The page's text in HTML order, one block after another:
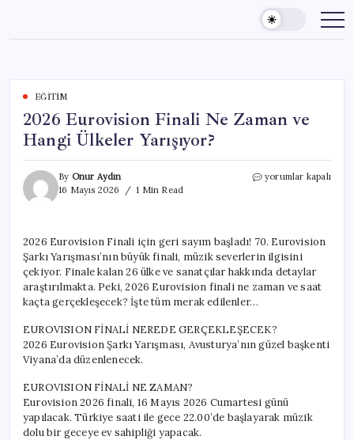
content
EĞITIM
2026 Eurovision Finali Ne Zaman ve
Hangi Ülkeler Yarışıyor?
By Onur Aydın
16 Mayıs 2026
1 Min Read
2026
ve
Hangi
Ülkeler
Yarışıyor?
yorumlar kapalı
2026 Eurovision Finali için geri sayım başladı! 70. Eurovision
Şarkı Yarışması’nın büyük finali, müzik severlerin ilgisini
çekiyor. Finale kalan 26 ülke ve sanatçılar hakkında detaylar
araştırılmakta. Peki, 2026 Eurovision finali ne zaman ve saat
kaçta gerçekleşecek? İşte tüm merak edilenler…
EUROVISION FİNALİ NEREDE GERÇEKLEŞECEK?
2026 Eurovision Şarkı Yarışması, Avusturya’nın güzel başkenti
Viyana’da düzenlenecek.
EUROVISION FİNALİ NE ZAMAN?
Eurovision 2026 finali, 16 Mayıs 2026 Cumartesi günü
yapılacak. Türkiye saati ile gece 22.00’de başlayarak müzik
dolu bir geceye ev sahipliği yapacak.